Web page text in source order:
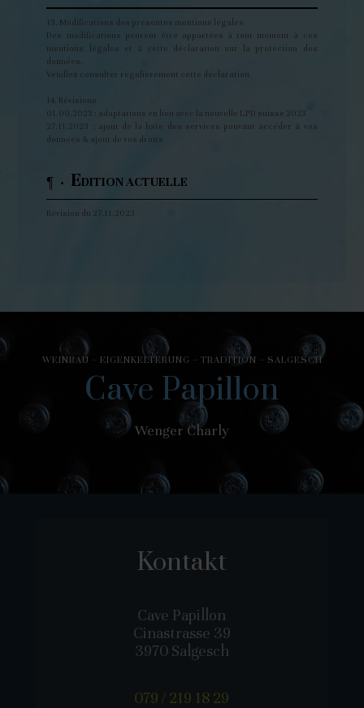
13. Modifications des présentes mentions légales
Des modifications peuvent être apportées à tout moment à ces
mentions légales et à cette déclaration sur la protection des
données.
Veuillez consulter régulièrement cette déclaration.
14. Révisions
01.09.2023 : adaptations en lien avec la nouvelle LPD suisse 2023
27.11.2023 : ajout de la liste des services pouvant accéder à vos
données & ajout de vos droits
¶ · EDITION ACTUELLE
Révision du 27.11.2023
WEINBAU – EIGENKELTERUNG – TRADITION – SALGESCH
Cave Papillon
Wenger Charly
Kontakt
Cave Papillon
Cinastrasse 39
3970 Salgesch
079 / 219 18 29